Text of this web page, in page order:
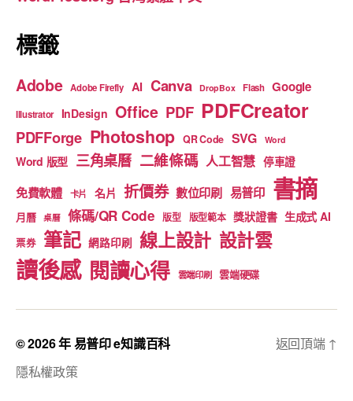
標籤
Adobe Adobe Firefly AI Canva DropBox Flash Google
Illustrator InDesign Office PDF PDFCreator
PDFForge Photoshop QR Code SVG Word
Word 版型 三角桌曆 二維條碼 人工智慧 停車證
免費軟體 卡片 名片 折價券 數位印刷 易普印 書摘
月曆 桌曆 條碼/QR Code 版型 版型範本 獎狀證書 生成式 AI
票券 筆記 網路印刷 線上設計 設計雲
讀後感 閱讀心得 雲端印刷 雲端硬碟
© 2026 年易普印 e知識百科
隱私權政策
返回頂端 ↑